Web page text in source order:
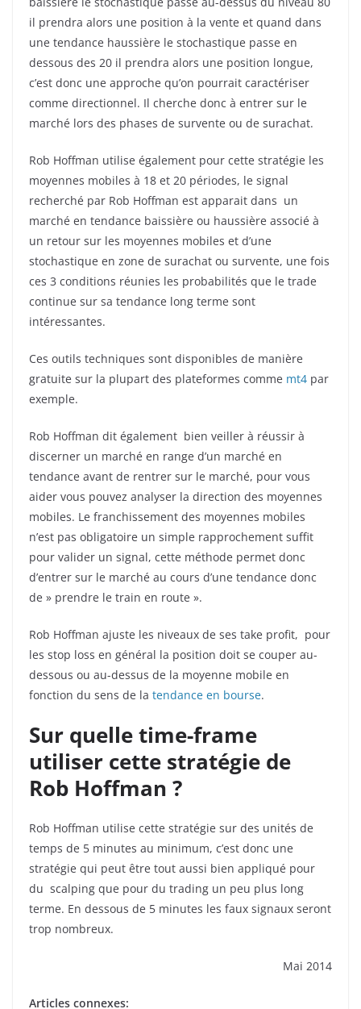
il prendra alors une position à la vente et quand dans
une tendance haussière le stochastique passe en
dessous des 20 il prendra alors une position longue,
c’est donc une approche qu’on pourrait caractériser
comme directionnel. Il cherche donc à entrer sur le
marché lors des phases de survente ou de surachat.
Rob Hoffman utilise également pour cette stratégie les
moyennes mobiles à 18 et 20 périodes, le signal
recherché par Rob Hoffman est apparait dans un
marché en tendance baissière ou haussière associé à
un retour sur les moyennes mobiles et d’une
stochastique en zone de surachat ou survente, une fois
ces 3 conditions réunies les probabilités que le trade
continue sur sa tendance long terme sont
intéressantes.
Ces outils techniques sont disponibles de manière
gratuite sur la plupart des plateformes comme mt4 par
exemple.
Rob Hoffman dit également bien veiller à réussir à
discerner un marché en range d’un marché en
tendance avant de rentrer sur le marché, pour vous
aider vous pouvez analyser la direction des moyennes
mobiles. Le franchissement des moyennes mobiles
n’est pas obligatoire un simple rapprochement suffit
pour valider un signal, cette méthode permet donc
d’entrer sur le marché au cours d’une tendance donc
de » prendre le train en route ».
Rob Hoffman ajuste les niveaux de ses take profit, pour
les stop loss en général la position doit se couper au-
dessous ou au-dessus de la moyenne mobile en
fonction du sens de la tendance en bourse.
Sur quelle time-frame
utiliser cette stratégie de
Rob Hoffman ?
Rob Hoffman utilise cette stratégie sur des unités de
temps de 5 minutes au minimum, c’est donc une
stratégie qui peut être tout aussi bien appliqué pour
du scalping que pour du trading un peu plus long
terme. En dessous de 5 minutes les faux signaux seront
trop nombreux.
Mai 2014
Articles connexes: